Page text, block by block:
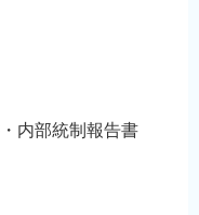
内部統制報告書